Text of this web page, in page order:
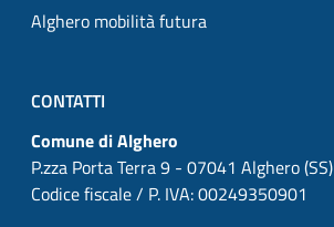
Alghero mobilità futura
CONTATTI
Comune di Alghero
P.zza Porta Terra 9 - 07041 Alghero (SS)
Codice fiscale / P. IVA: 00249350901